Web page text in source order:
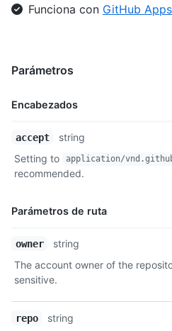
"url": "https://
    "default": false
]
Funciona con GitHub Apps
Parámetros
Encabezados
Nombre,
Descripción
accept
string
Setting to
application/
recommended.
Parámetros de ruta
Nombre,
Descripción
owner string
The account owner of the
sensitive.
repo string